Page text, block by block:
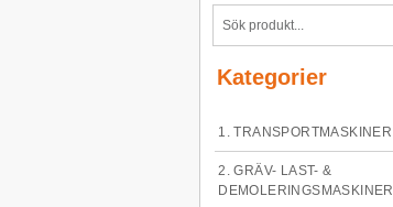
Kategorier
1. TRANSPORTMASKINER
2. GRÄV- LAST- &
DEMOLERINGSMASKINER